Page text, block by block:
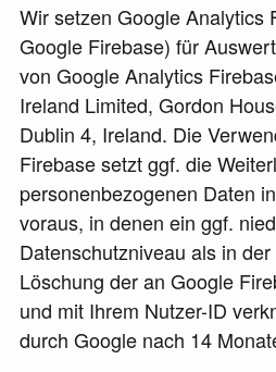
Wir setzen Google Analytics
Google Firebase) für
von Google Analytics
Ireland Limited, Gordon
Dublin 4, Ireland. Die
Firebase setzt ggf. die
personenbezogenen Daten
voraus, in denen ein ggf.
Datenschutzniveau als in
Löschung der an Google
und mit Ihrem Nutzer-ID
durch Google nach 14